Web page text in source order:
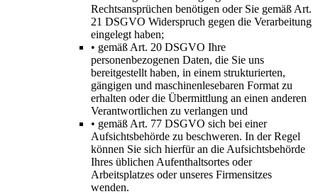
Rechtsansprüchen benötigen oder Sie gemäß Art.
21 DSGVO Widerspruch gegen die Verarbeitung
eingelegt haben;
• gemäß Art. 20 DSGVO Ihre
personenbezogenen Daten, die Sie uns
bereitgestellt haben, in einem strukturierten,
gängigen und maschinenlesebaren Format zu
erhalten oder die Übermittlung an einen anderen
Verantwortlichen zu verlangen und
• gemäß Art. 77 DSGVO sich bei einer
Aufsichtsbehörde zu beschweren. In der Regel
können Sie sich hierfür an die Aufsichtsbehörde
Ihres üblichen Aufenthaltsortes oder
Arbeitsplatzes oder unseres Firmensitzes
wenden.